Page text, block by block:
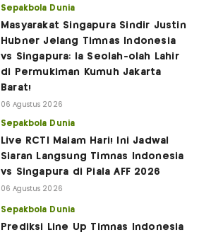
Sepakbola Dunia
Masyarakat Singapura Sindir Justin
Hubner Jelang Timnas Indonesia
vs Singapura: Ia Seolah-olah Lahir
di Permukiman Kumuh Jakarta
Barat!
06 Agustus 2026
Sepakbola Dunia
Live RCTI Malam Hari! Ini Jadwal
Siaran Langsung Timnas Indonesia
vs Singapura di Piala AFF 2026
06 Agustus 2026
Sepakbola Dunia
Prediksi Line Up Timnas Indonesia